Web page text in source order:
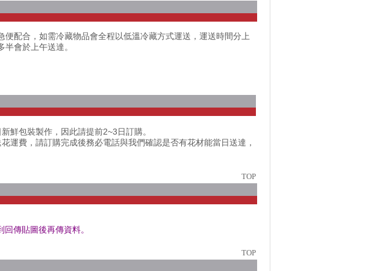
配合，如需冷藏物品會全程以低溫冷藏方式運送，運送時間分上
會於上午送達。
鮮包裝製作，因此請提前2~3日訂購。
運費，請訂購完成後務必電話與我們確認是否有花材能當日送達，
TOP
回傳貼圖後再傳資料。
TOP